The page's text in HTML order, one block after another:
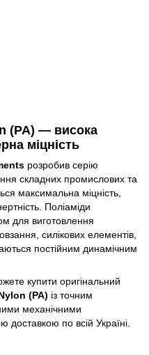
(PA) — висока
міцність
розробив серію
складних промислових та
максимальна міцність,
Поліаміди
для виготовлення
силікових елементів,
постійним динамічним
купити оригінальний
(PA) із точним
механічними
доставкою по всій Україні.